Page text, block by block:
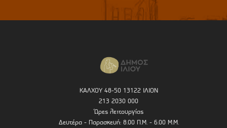
ΚΑΛΧΟΥ 48-50 13122 ΙΛΙΟΝ
213 2030 000
Ώρες λειτουργίας
Δευτέρα - Παρασκευή: 8.00 Π.Μ. - 6.00 Μ.Μ.